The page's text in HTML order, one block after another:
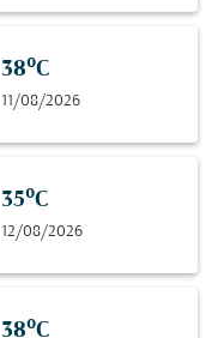
38°C
11/08/2026
35°C
12/08/2026
38°C